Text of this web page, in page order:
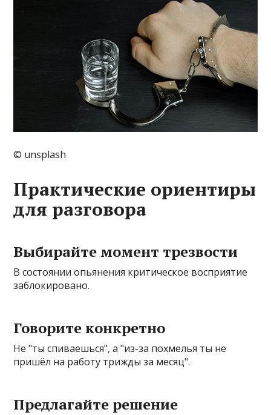
© unsplash
Практические ориентиры
для разговора
Выбирайте момент трезвости
В состоянии опьянения критическое восприятие
заблокировано.
Говорите конкретно
Не "ты спиваешься", а "из-за похмелья ты не
пришёл на работу трижды за месяц".
Предлагайте решение